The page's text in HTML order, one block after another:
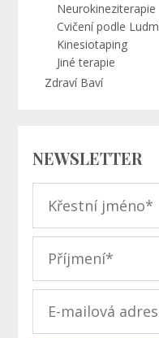
Neurokineziterapie
Cvičení podle
Kinesiotaping
Jiné terapie
Zdraví Baví
NEWSLETTER